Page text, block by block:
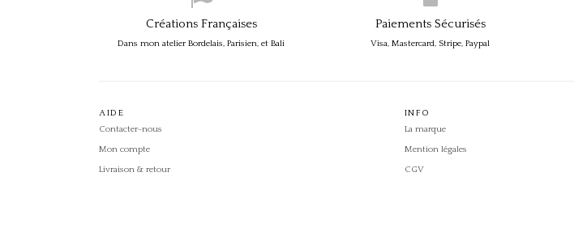
Créations Françaises
Dans mon atelier Bordelais, Parisien, et Bali
Paiements Sécurisés
Visa, Mastercard, Stripe, Paypal
AIDE
Contacter-nous
Mon compte
Livraison & retour
INFO
La marque
Mention légales
CGV